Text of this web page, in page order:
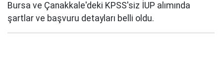
Bursa ve Çanakkale'deki KPSS'siz İUP alımında
şartlar ve başvuru detayları belli oldu.